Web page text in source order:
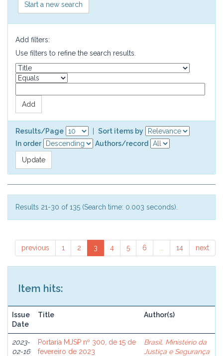
Start a new search
Add filters:
Use filters to refine the search results.
Results/Page
Sort items by
In order
Authors/record
Results 21-30 of 135 (Search time: 0.003 seconds).
previous 1 2 3 4 5 6 14 next
Item hits:
Issue
Date
Title Author(s)
2023-
02-16
Portaria MJSP nº 300, de 15 de
fevereiro de 2023
Brasil. Ministério da
Justiça e Segurança